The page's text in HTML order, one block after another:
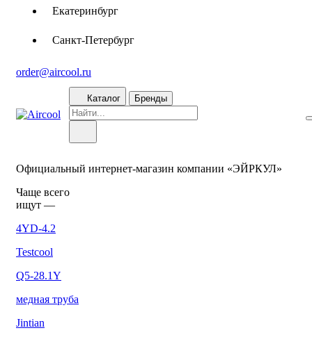
order@aircool.ru
Екатеринбург
Санкт-Петербург
Каталог Бренды
Официальный интернет-магазин компании «ЭЙРКУЛ»
Чаще вcего
ищут —
4YD-4.2
Testcool
Q5-28.1Y
медная труба
Jintian